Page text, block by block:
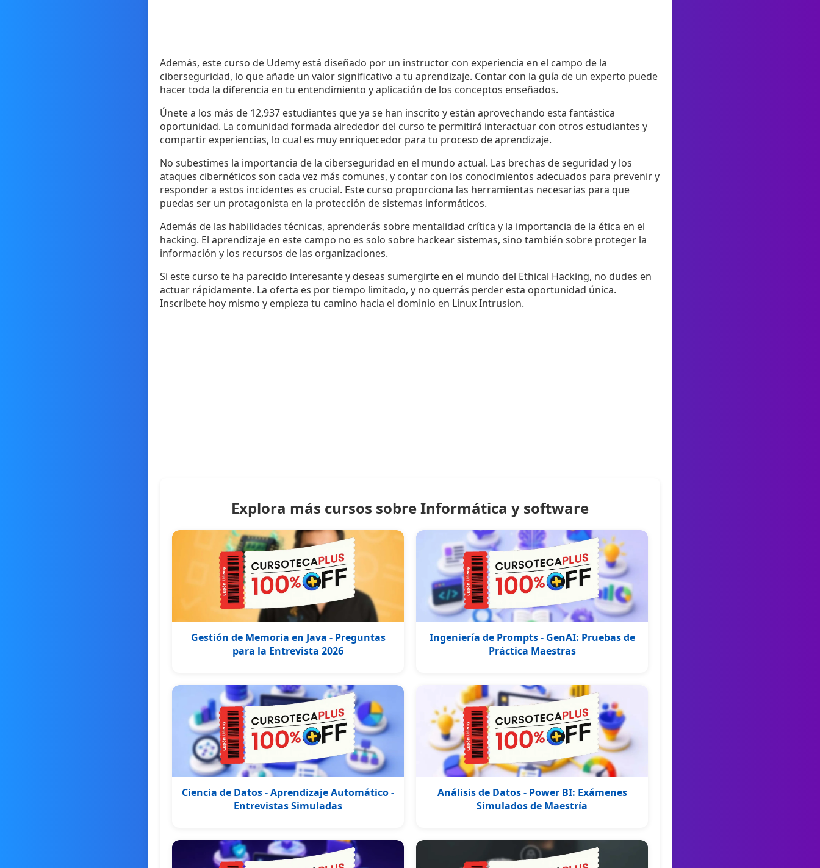
Además, este curso de Udemy está diseñado por un instructor con experiencia en el campo de la
ciberseguridad, lo que añade un valor significativo a tu aprendizaje. Contar con la guía de un experto puede
hacer toda la diferencia en tu entendimiento y aplicación de los conceptos enseñados.
Únete a los más de 12,937 estudiantes que ya se han inscrito y están aprovechando esta fantástica
oportunidad. La comunidad formada alrededor del curso te permitirá interactuar con otros estudiantes y
compartir experiencias, lo cual es muy enriquecedor para tu proceso de aprendizaje.
No subestimes la importancia de la ciberseguridad en el mundo actual. Las brechas de seguridad y los
ataques cibernéticos son cada vez más comunes, y contar con los conocimientos adecuados para prevenir y
responder a estos incidentes es crucial. Este curso proporciona las herramientas necesarias para que
puedas ser un protagonista en la protección de sistemas informáticos.
Además de las habilidades técnicas, aprenderás sobre mentalidad crítica y la importancia de la ética en el
hacking. El aprendizaje en este campo no es solo sobre hackear sistemas, sino también sobre proteger la
información y los recursos de las organizaciones.
Si este curso te ha parecido interesante y deseas sumergirte en el mundo del Ethical Hacking, no dudes en
actuar rápidamente. La oferta es por tiempo limitado, y no querrás perder esta oportunidad única.
Inscríbete hoy mismo y empieza tu camino hacia el dominio en Linux Intrusion.
Explora más cursos sobre Informática y software
Gestión de Memoria en Java - Preguntas
para la Entrevista 2026
Ingeniería de Prompts - GenAI: Pruebas de
Práctica Maestras
Ciencia de Datos - Aprendizaje Automático -
Entrevistas Simuladas
Análisis de Datos - Power BI: Exámenes
Simulados de Maestría